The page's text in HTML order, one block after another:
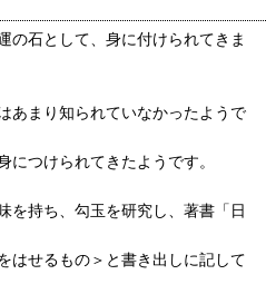
の石として、身に付けられてきま
あまり知られていなかったようで
つけられてきたようです。
を持ち、勾玉を研究し、著書「日
はせるもの＞と書き出しに記して